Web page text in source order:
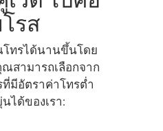
รส
โทรได้นานขึ้นโดย
สามารถเลือกจาก
ที่มีอัตราค่าโทรต่ำ
ได้ของเรา: